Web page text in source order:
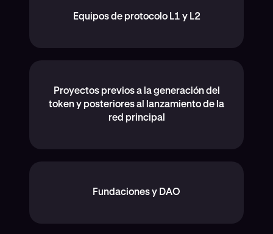
Equipos de protocolo L1 y L2
Proyectos previos a la generación del
token y posteriores al lanzamiento de la
red principal
Fundaciones y DAO